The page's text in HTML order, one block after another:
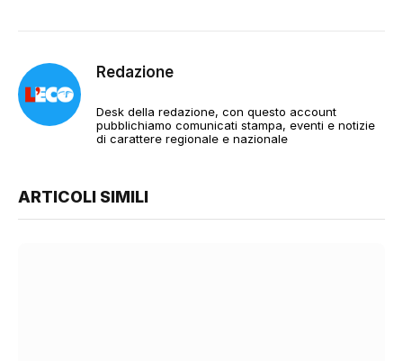
Redazione
Desk della redazione, con questo account
pubblichiamo comunicati stampa, eventi e notizie
di carattere regionale e nazionale
ARTICOLI SIMILI